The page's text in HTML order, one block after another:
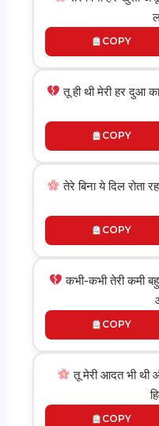
COPY
तू ही थी मेरी हर दुआ
COPY
तेरे बिना ये दिल रोता
COPY
कभी-कभी तेरी कमी
COPY
तू मेरी आदत भी थी
COPY